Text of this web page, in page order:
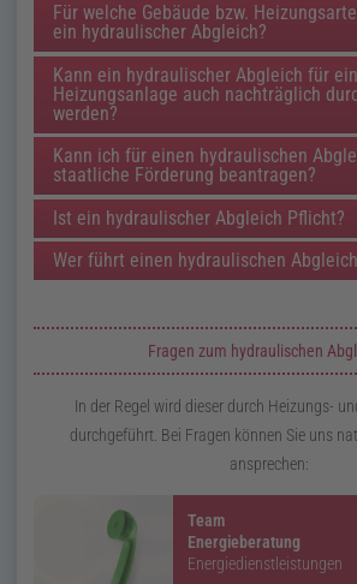
Für welche Gebäude bzw.
ein hydraulischer Abgleich?
Kann ein hydraulischer Abgleich für
Heizungsanlage auch nachträglich
werden?
Kann ich für einen hydraulischen
staatliche Förderung beantragen?
Ist ein hydraulischer Abgleich Pflicht?
Wer führt einen hydraulischen
Zusatzinformationen zur Seite Hydraulischer Abgleich
Fragen zum hydraulischen
In der Regel wird dieser durch Heizungs-
durchgeführt. Bei Fragen können Sie uns
ansprechen:
Team
Energieberatung
Energie­dienstleistungen